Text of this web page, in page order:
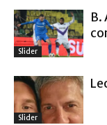
Slider
B.
Slider